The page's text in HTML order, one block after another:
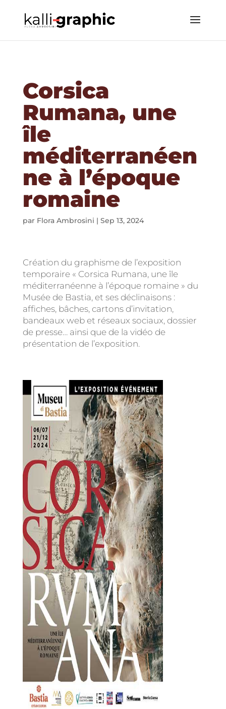
Corsica
Rumana, une
île
méditerranéen
ne à l’époque
romaine
par Flora Ambrosini | Sep 13, 2024
Création du graphisme de l’exposition
temporaire « Corsica Rumana, une île
méditerranéenne à l’époque romaine » du
Musée de Bastia, et ses déclinaisons :
affiches, bâches, cartons d’invitation,
bandeaux web et réseaux sociaux, dossier
de presse… ainsi que de la vidéo de
présentation de l’exposition.